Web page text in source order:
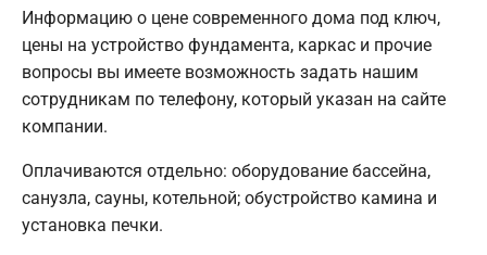
Информацию о цене современного дома под ключ,
цены на устройство фундамента, каркас и прочие
вопросы вы имеете возможность задать нашим
сотрудникам по телефону, который указан на сайте
компании.
Оплачиваются отдельно: оборудование бассейна,
санузла, сауны, котельной; обустройство камина и
установка печки.